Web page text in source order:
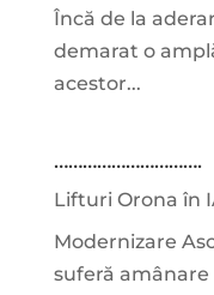
Încă de la
demarat o
acestor...
………………………….
Lifturi Orona în
Modernizare
suferă amânare